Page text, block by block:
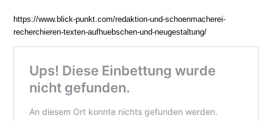
https://www.blick-punkt.com/redaktion-und-schoenmacherei-
recherchieren-texten-aufhuebschen-und-neugestaltung/